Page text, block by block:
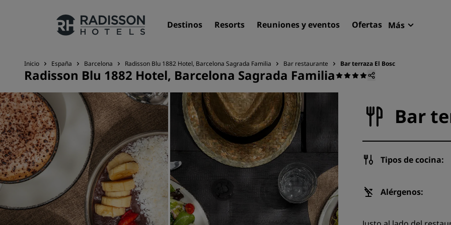
Destinos Resorts Reuniones y eventos Ofertas Más
Nuestras marcas
Marcas de Radisson Hotels
Encuentra tu hotel
Resorts
Hoteles nuevos y de
Reuniones y eventos
Descubre Radisson
Inicio España Barcelona Radisson Blu 1882 Hotel, Barcelona Sagrada Familia Bar restaurante Bar terraza El Bosc
Radisson Blu 1882 Hotel, Barcelona Sagrada Familia
Bar
Tipos de cocina:
Alérgenos: